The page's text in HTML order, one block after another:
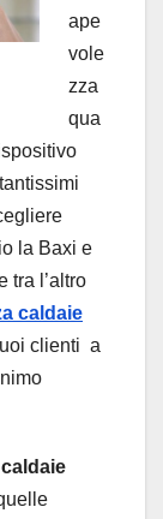
ape
vole
zza
qua
la Baxi e
tra l’altro
caldaie
clienti a